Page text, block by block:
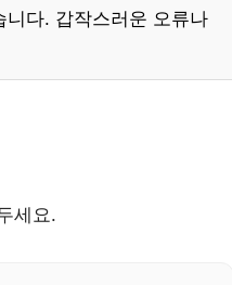
다. 갑작스러운 오류나
세요.